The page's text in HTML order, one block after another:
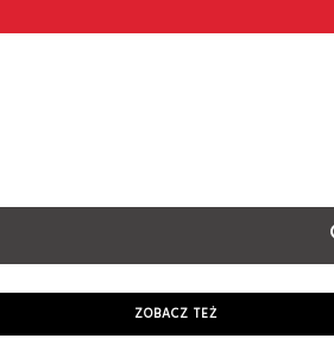
ZOBACZ TEŻ